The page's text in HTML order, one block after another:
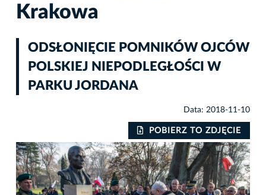
Krakowa
ODSŁONIĘCIE POMNIKÓW OJCÓW
POLSKIEJ NIEPODLEGŁOŚCI W
PARKU JORDANA
Data: 2018-11-10
POBIERZ TO ZDJĘCIE